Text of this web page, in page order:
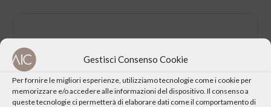
Gestisci Consenso Cookie
Per fornire le migliori esperienze, utilizziamo tecnologie come i cookie per
memorizzare e/o accedere alle informazioni del dispositivo. Il consenso a
queste tecnologie ci permetterà di elaborare dati come il comportamento di